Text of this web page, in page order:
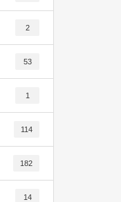
2
53
1
114
182
14